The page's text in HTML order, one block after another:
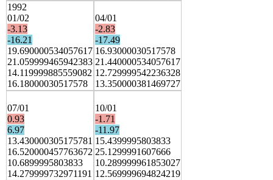
1992
01/02
-3.13
-16.21
19.690000534057617
21.059999465942383
14.119999885559082
16.18000030517578
04/01
-2.83
-17.49
16.93000030517578
21.440000534057617
12.729999542236328
13.350000381469727
07/01
0.93
6.97
13.430000305175781
16.520000457763672
10.6899995803833
14.279999732971191
10/01
-1.71
-11.97
15.4399995803833
25.1299991607666
10.289999961853027
12.569999694824219